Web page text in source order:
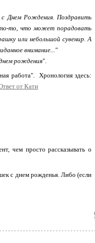
Днем Рождения. Поздравить
то, что может порадовать
или небольшой сувенир. А
внимание..."
рождения".
работа". Хронология здесь:
от Кати
чем просто рассказывать о
с днем рожденья. Либо (если